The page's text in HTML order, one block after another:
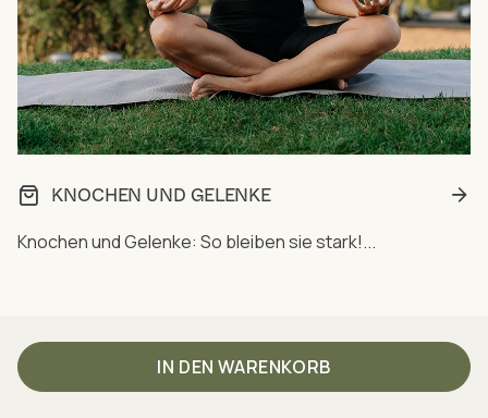
IN DEN WARENKORB
KNOCHEN UND GELENKE
Knochen und Gelenke: So bleiben sie stark!...